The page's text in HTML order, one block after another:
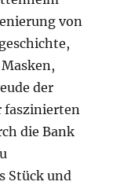
von
der
faszinierten
die Bank
Stück und